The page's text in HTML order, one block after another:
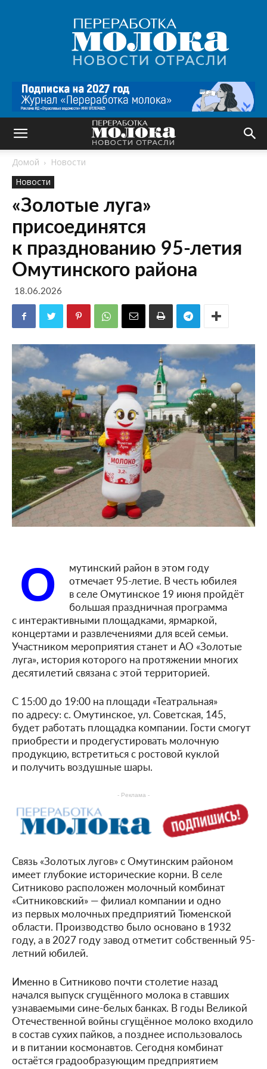
Переработка
молока
|
Новости
Домой
Новости
Новости
«Золотые луга»
присоединятся
к празднованию 95-летия
Омутинского района
18.06.2026
О
мутинский район в этом году
отмечает 95-летие. В честь юбилея
в селе Омутинское 19 июня пройдёт
большая праздничная программа
с интерактивными площадками, ярмаркой,
концертами и развлечениями для всей семьи.
Участником мероприятия станет и АО «Золотые
луга», история которого на протяжении многих
десятилетий связана с этой территорией.
С 15:00 до 19:00 на площади «Театральная»
по адресу: с. Омутинское, ул. Советская, 145,
будет работать площадка компании. Гости смогут
приобрести и продегустировать молочную
продукцию, встретиться с ростовой куклой
и получить воздушные шары.
- Реклама -
Связь «Золотых лугов» с Омутинским районом
имеет глубокие исторические корни. В селе
Ситниково расположен молочный комбинат
«Ситниковский» — филиал компании и одно
из первых молочных предприятий Тюменской
области. Производство было основано в 1932
году, а в 2027 году завод отметит собственный 95-
летний юбилей.
Именно в Ситниково почти столетие назад
начался выпуск сгущённого молока в ставших
узнаваемыми сине-белых банках. В годы Великой
Отечественной войны сгущённое молоко входило
в состав сухих пайков, а позднее использовалось
и в питании космонавтов. Сегодня комбинат
остаётся градообразующим предприятием